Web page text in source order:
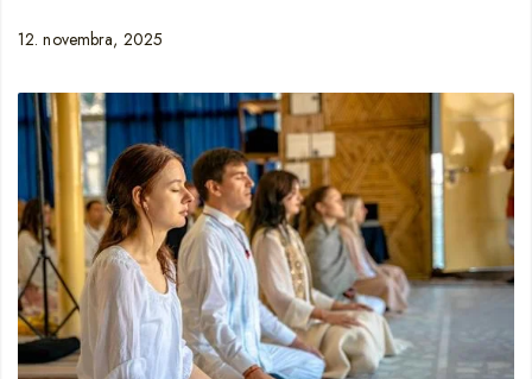
12. novembra, 2025